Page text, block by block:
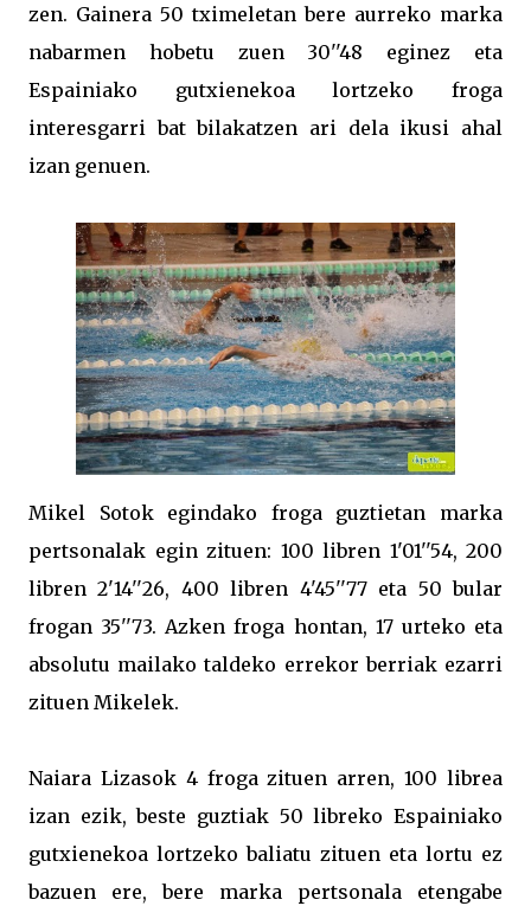
zen. Gainera 50 tximeletan bere aurreko marka
nabarmen hobetu zuen 30''48 eginez eta
Espainiako gutxienekoa lortzeko froga
interesgarri bat bilakatzen ari dela ikusi ahal
izan genuen.
Mikel Sotok egindako froga guztietan marka
pertsonalak egin zituen: 100 libren 1'01''54, 200
libren 2'14''26, 400 libren 4'45''77 eta 50 bular
frogan 35''73. Azken froga hontan, 17 urteko eta
absolutu mailako taldeko errekor berriak ezarri
zituen Mikelek.
Naiara Lizasok 4 froga zituen arren, 100 librea
izan ezik, beste guztiak 50 libreko Espainiako
gutxienekoa lortzeko baliatu zituen eta lortu ez
bazuen ere, bere marka pertsonala etengabe